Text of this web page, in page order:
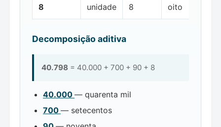
8 unidade 8 oito
Decomposição aditiva
40.798 = 40.000 + 700 + 90 + 8
40.000 — quarenta mil
700 — setecentos